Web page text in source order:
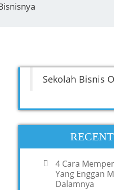
Sekolah Bisnis
4 Cara
Yang Enggan
Dalamnya